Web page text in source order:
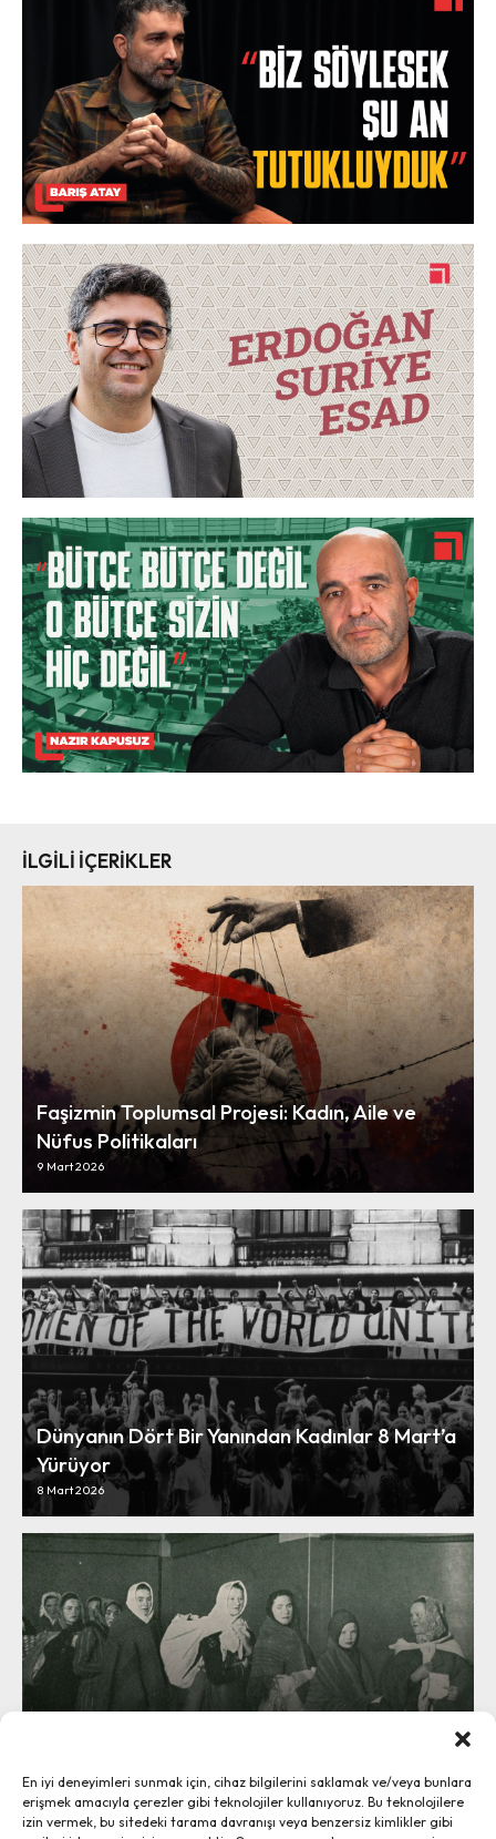
En iyi deneyimleri sunmak için, cihaz bilgilerini saklamak ve/veya bunlara
erişmek amacıyla çerezler gibi teknolojiler kullanıyoruz. Bu teknolojilere
izin vermek, bu sitedeki tarama davranışı veya benzersiz kimlikler gibi
İLGİLİ İÇERİKLER
Faşizmin Toplumsal Projesi: Kadın, Aile ve
Nüfus Politikaları
9 Mart 2026
Dünyanın Dört Bir Yanından Kadınlar 8 Mart’a
Yürüyor
8 Mart 2026
Göçmen Kadınlar
7 Mart 2026